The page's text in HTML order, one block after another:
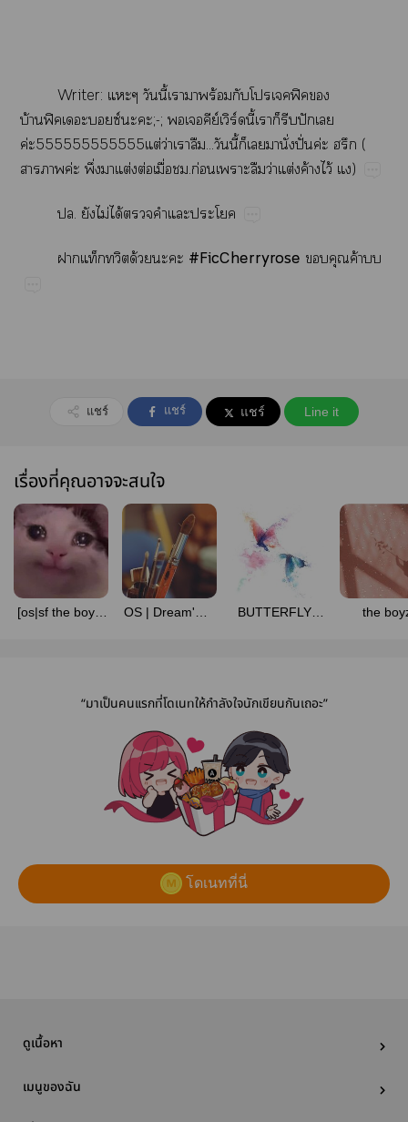
Writer:​​​ี้​​​ร้​​​ฟิ​
บ้ฟิซ์​;-;​​​ีย์​ิร์​ี้​​​​ปั​​
ค่555555555555ต่​ว่​​...​ี้​​​​ั่​ปั่​ค่​​(​
​ค่​ึ่​​ต่​ต่​ื่​.ก่​​​ว่​ต่​ค้​ไว้​)
.​​ไม่​ได้​​​​
ด้​​ #FicCherryrose ​ค้
แชร์ แชร์ แชร์ Line it
เรื่องที่คุณอาจจะสนใจ
[os|sf the boyz]
OS | Dream'min
BUTTERFLY |
the
“มาเป็นคนแรกที่โดเนทให้กำลังใจนักเขียนกันเถอะ”
โดเนทที่นี่
ดูเนื้อหา
เมนูของฉัน